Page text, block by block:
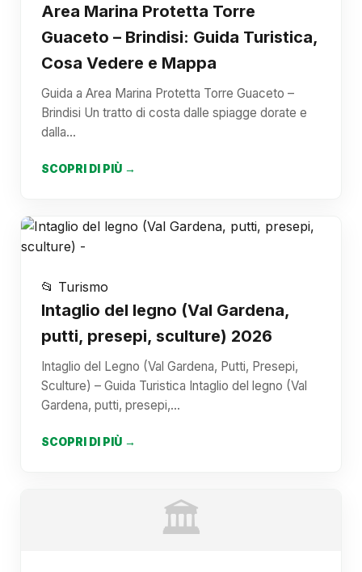
Area Marina Protetta Torre
Guaceto – Brindisi: Guida Turistica,
Cosa Vedere e Mappa
Guida a Area Marina Protetta Torre Guaceto –
Brindisi Un tratto di costa dalle spiagge dorate e
dalla…
SCOPRI DI PIÙ →
📂 Turismo
Intaglio del legno (Val Gardena,
putti, presepi, sculture) 2026
Intaglio del Legno (Val Gardena, Putti, Presepi,
Sculture) – Guida Turistica Intaglio del legno (Val
Gardena, putti, presepi,…
SCOPRI DI PIÙ →
🏛️